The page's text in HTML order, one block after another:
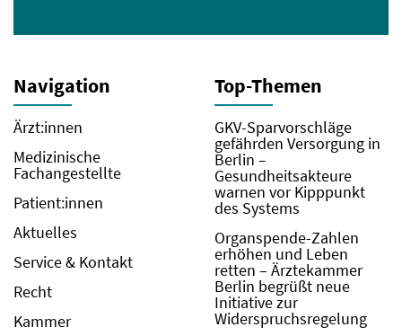
Navigation
Ärzt:innen
Medizinische
Fachangestellte
Patient:innen
Aktuelles
Service & Kontakt
Recht
Kammer
Top-Themen
GKV-Sparvorschläge
gefährden Versorgung in
Berlin –
Gesundheitsakteure
warnen vor Kipppunkt
des Systems
Organspende-Zahlen
erhöhen und Leben
retten – Ärztekammer
Berlin begrüßt neue
Initiative zur
Widerspruchsregelung